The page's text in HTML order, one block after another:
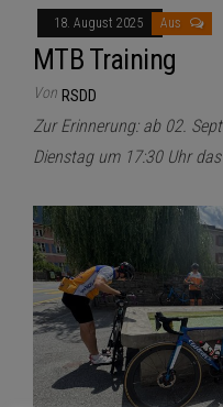
18. August 2025 Aus
MTB Training
Von RSDD
Zur Erinnerung: ab 02.
Dienstag um 17:30 Uhr